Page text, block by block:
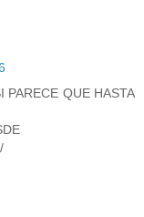
PARECE QUE HASTA